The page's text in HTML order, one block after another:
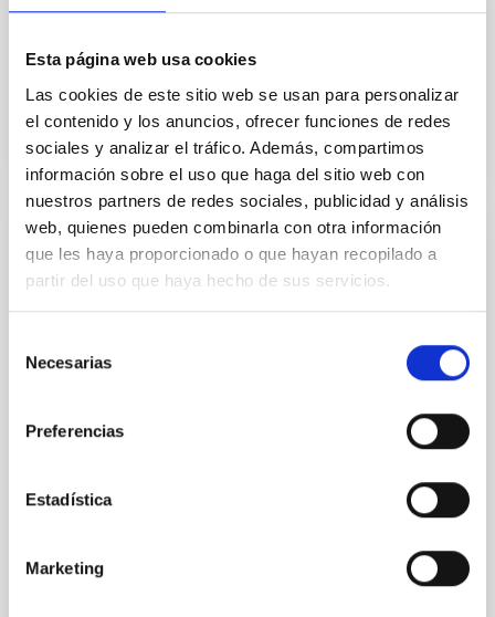
Esta página web usa cookies
Las cookies de este sitio web se usan para personalizar
el contenido y los anuncios, ofrecer funciones de redes
sociales y analizar el tráfico. Además, compartimos
información sobre el uso que haga del sitio web con
nuestros partners de redes sociales, publicidad y análisis
web, quienes pueden combinarla con otra información
que les haya proporcionado o que hayan recopilado a
partir del uso que haya hecho de sus servicios.
Necesarias
Preferencias
Estadística
Marketing
respetando al máximo sus elementos para adaptarlo
PRESS RELEASE
The IAC is leading a study which reveals
that binary stars can mimic the effects of
A team from the Instituto de Astrofísica de Canarias
the motions of binary stars can have on estimates of
dark matter in some of the smallest galaxies in the
that will make it possible to obtain more precise
contains hundreds of billions of stars. However,